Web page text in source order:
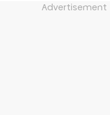
Advertisement